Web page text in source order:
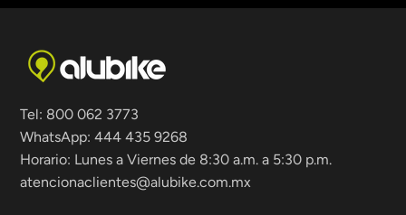
Tel: 800 062 3773
WhatsApp: 444 435 9268
Horario: Lunes a Viernes de 8:30 a.m. a 5:30 p.m.
atencionaclientes@alubike.com.mx